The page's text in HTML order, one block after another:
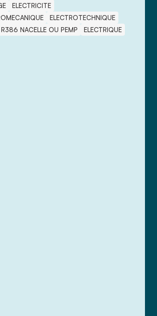
ELECTRICITE
ELECTROTECHNIQUE
NACELLE OU PEMP
ELECTRIQUE